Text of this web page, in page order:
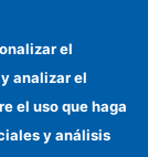
el
analizar el
el uso que haga
y análisis